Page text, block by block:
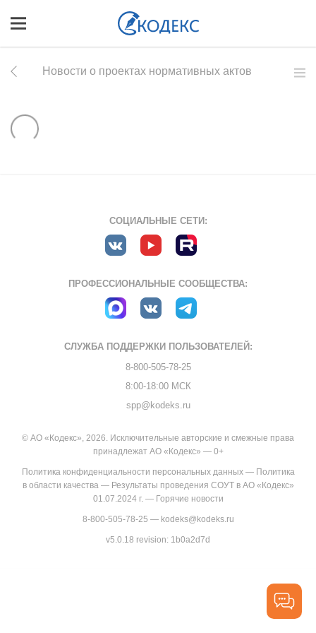
Новости о проектах нормативных актов
СОЦИАЛЬНЫЕ СЕТИ:
ПРОФЕССИОНАЛЬНЫЕ СООБЩЕСТВА:
СЛУЖБА ПОДДЕРЖКИ ПОЛЬЗОВАТЕЛЕЙ:
8-800-505-78-25
8:00-18:00 МСК
spp@kodeks.ru
© АО «Кодекс», 2026. Исключительные авторские и смежные права
принадлежат АО «Кодекс» — 0+
Политика конфиденциальности персональных данных— Политика
в области качества— Результаты проведения СОУТ в АО «Кодекс»
01.07.2024 г.— Горячие новости
8-800-505-78-25 — kodeks@kodeks.ru
v5.0.18 revision: 1b0a2d7d